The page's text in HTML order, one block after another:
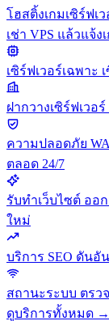
โฮสติ้งเกมเซิร์ฟเว
เช่า VPS แล้วแจ้
เซิร์ฟเวอร์เฉพาะ
ฝากวางเซิร์ฟเวอร์
ความปลอดภัย
ตลอด 24/7
รับทำเว็บไซต์ ออ
ใหม่
บริการ SEO ดันอัน
สถานะระบบ ตรว
ดูบริการทั้งหมด →